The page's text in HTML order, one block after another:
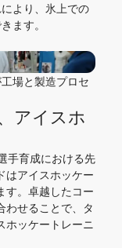
より、氷上での
ます。
場と製造プロセ
アイスホ
手育成における先
はアイスホッケー
す。卓越したコー
わせることで、タ
ホッケートレーニ